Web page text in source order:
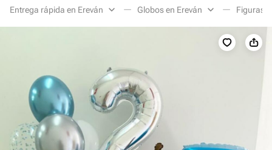
Entrega rápida en Ereván Globos en Ereván Figuras